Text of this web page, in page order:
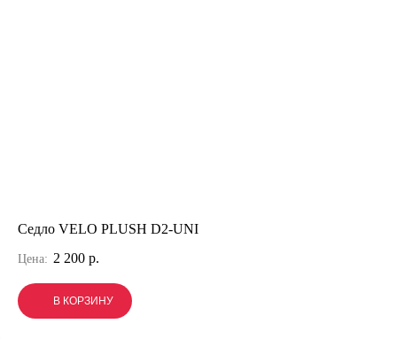
Седло VELO PLUSH D2-UNI
Цена: 2 200 р.
В КОРЗИНУ
В КОРЗИНУ
В КОРЗИНУ